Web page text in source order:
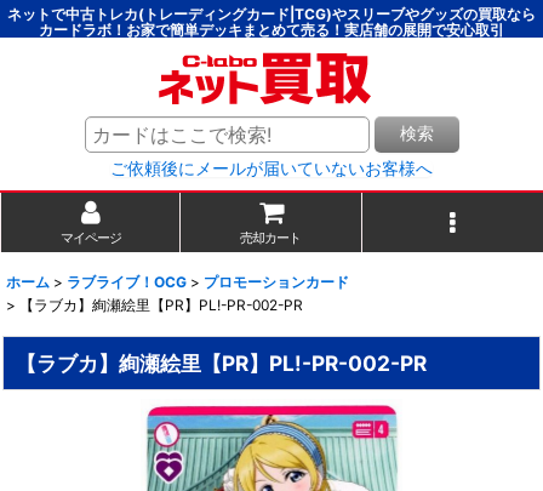
ネットで中古トレカ(トレーディングカード|TCG)やスリーブやグッズの買取なら
カードラボ！お家で簡単デッキまとめて売る！実店舗の展開で安心取引
検索
ご依頼後にメールが届いていないお客様へ
マイページ 売却カート
ホーム > ラブライブ！OCG > プロモーションカード
>
【ラブカ】絢瀬絵里【PR】PL!-PR-002-PR
【ラブカ】絢瀬絵里【PR】PL!-PR-002-PR